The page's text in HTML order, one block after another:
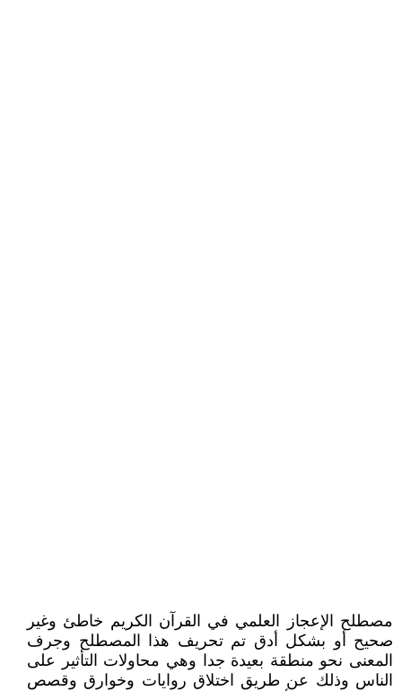
مصطلح الإعجاز العلمي في القرآن الكريم خاطئ وغير
صحيح أو بشكل أدق تم تحريف هذا المصطلح وجرف
المعنى نحو منطقة بعيدة جدا وهي محاولات التأثير على
الناس وذلك عن طريق اختلاق روايات وخوارق وقصص